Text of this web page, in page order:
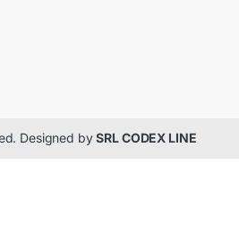
Designed bySRL CODEX LINE